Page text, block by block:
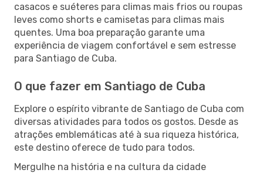
casacos e suéteres para climas mais frios ou roupas
leves como shorts e camisetas para climas mais
quentes. Uma boa preparação garante uma
experiência de viagem confortável e sem estresse
para Santiago de Cuba.
O que fazer em Santiago de Cuba
Explore o espírito vibrante de Santiago de Cuba com
diversas atividades para todos os gostos. Desde as
atrações emblemáticas até à sua riqueza histórica,
este destino oferece de tudo para todos.
Mergulhe na história e na cultura da cidade